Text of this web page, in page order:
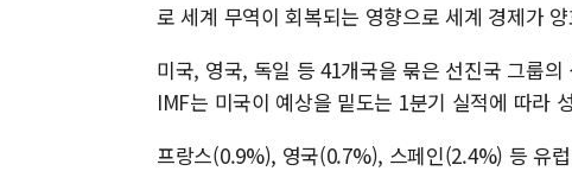
로 세계 무역이 회복되는 영향으로 세계 경제가
미국, 영국, 독일 등 41개국을 묶은 선진국 그룹
IMF는 미국이 예상을 밑도는 1분기 실적에 따라
프랑스(0.9%), 영국(0.7%), 스페인(2.4%) 등 유